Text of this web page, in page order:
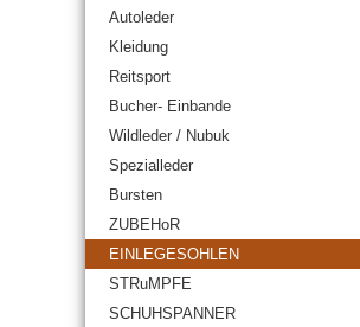
Autoleder
Kleidung
Reitsport
Bucher- Einbande
Wildleder / Nubuk
Spezialleder
Bursten
ZUBEHoR
EINLEGESOHLEN
STRuMPFE
SCHUHSPANNER